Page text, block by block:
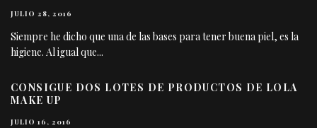
JULIO 28, 2016
Siempre he dicho que una de las bases para tener buena piel, es la
higiene. Al igual que...
CONSIGUE DOS LOTES DE PRODUCTOS DE LOLA
MAKE UP
JULIO 16, 2016